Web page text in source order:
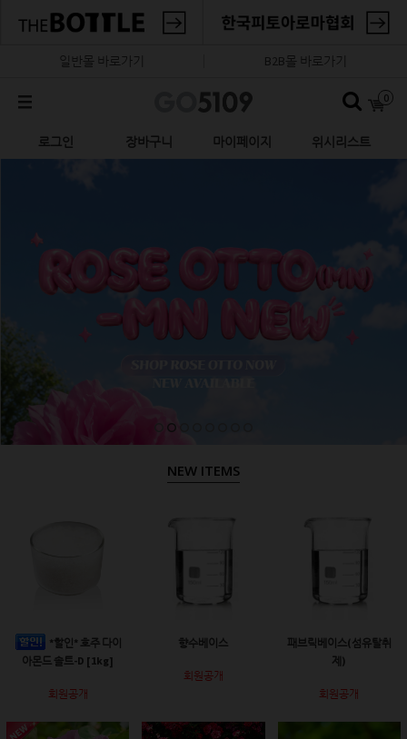
일반몰 바로가기 B2B몰 바로가기
0
로그인 장바구니 마이페이지 위시리스트
NEW ITEMS
*할인* 호주 다이
아몬드 솔트-D [1kg]
회원공개
향수베이스
회원공개
패브릭베이스(섬유탈취
제)
회원공개